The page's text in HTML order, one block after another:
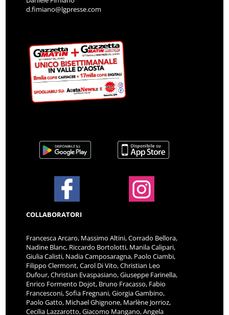
d.fimiano@lgpresse.com
COLLABORATORI
Francesca Arcaro, Massimo Altini, Corrado Bellora,
Nadine Blanc, Riccardo Bortolotti, Manila Calipari,
Giulia Calisti, Nadia Camposaragna, Paolo Ciambi,
Filippo Clermont, Carol Di Vito, Christian Leo
Dufour, Christian Evaspasiano, Giuseppe Farinella,
Enrico Formento Dojot, Bruno Fracasso, Fabio
Francesconi, Sofia Fregnani, Giorgia Gambino,
Paolo Gatto, Michael Ghignone, Marlène Jorrioz,
Cecilia Lazzarotto, Giacomo Mangano, Angela